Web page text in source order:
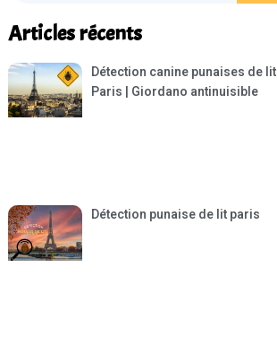
Articles récents
Détection canine punaises de lit
Paris | Giordano antinuisible
Détection punaise de lit paris